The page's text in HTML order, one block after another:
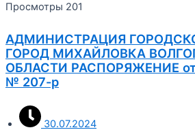
Просмотры 201
АДМИНИСТРАЦИЯ
ГОРОД МИХАЙЛОВКА
ОБЛАСТИ РАСПОРЯЖЕНИЕ от
№ 207-р
30.07.2024